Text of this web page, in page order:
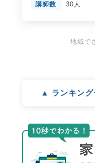
講師数
30人
地域で
▲ ランキン